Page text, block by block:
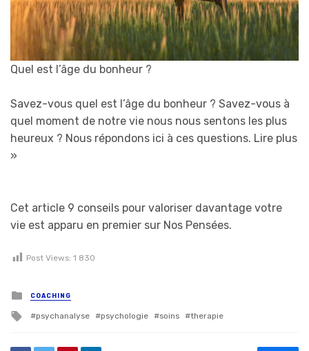
Quel est l’âge du bonheur ?
Savez-vous quel est l’âge du bonheur ? Savez-vous à
quel moment de notre vie nous nous sentons les plus
heureux ? Nous répondons ici à ces questions. Lire plus
»
Cet article 9 conseils pour valoriser davantage votre
vie est apparu en premier sur Nos Pensées.
Post Views: 1 830
Posted in
COACHING
Tagged with
psychanalyse psychologie soins therapie